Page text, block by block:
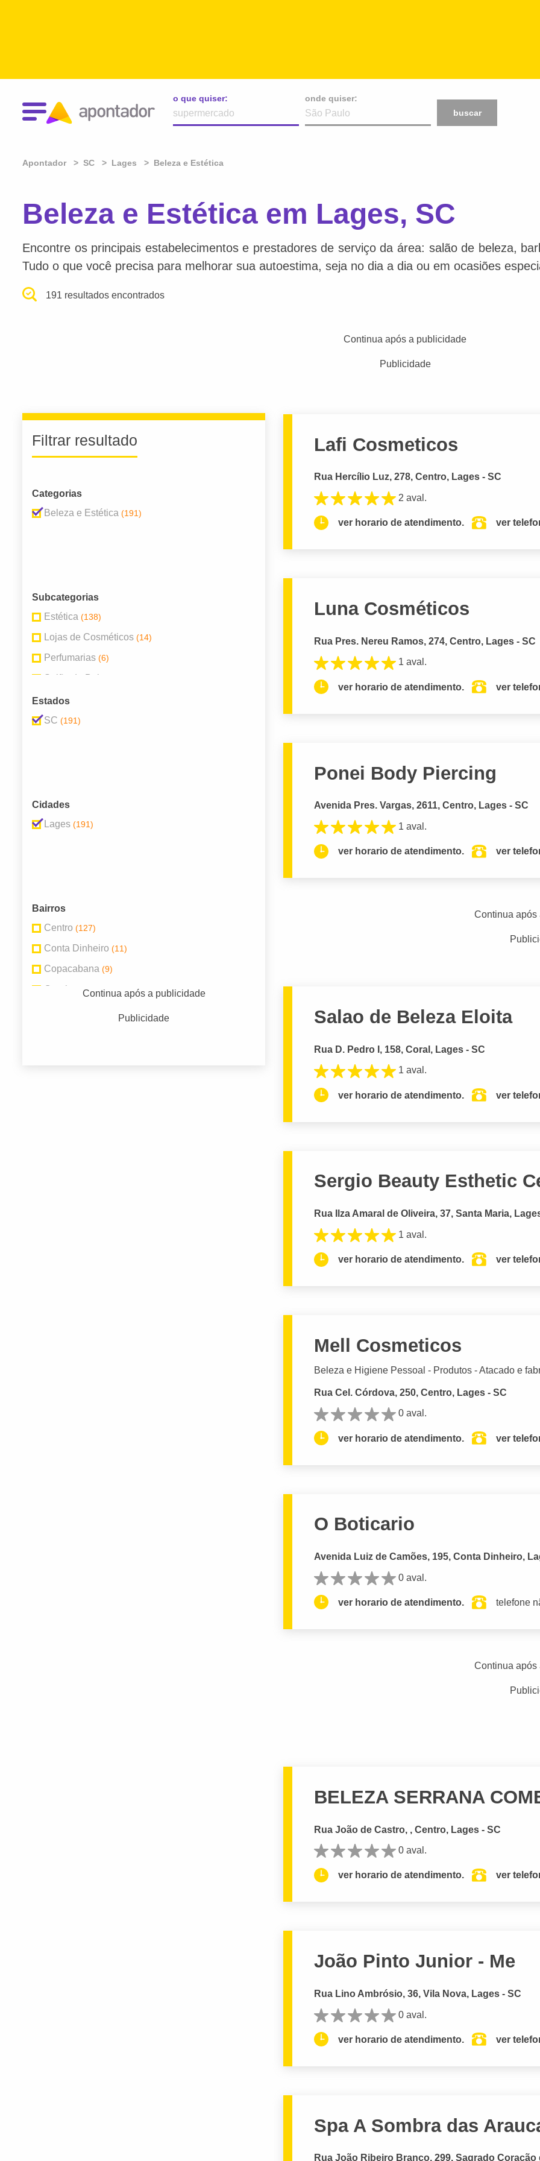
o que quiser:
onde quiser:
buscar
Apontador SC Lages Beleza e Estética
Beleza e Estética em Lages, SC
Encontre os principais estabelecimentos e prestadores de serviço da área: salão de beleza,
Tudo o que você precisa para melhorar sua autoestima, seja no dia a dia ou em ocasiões
191 resultados encontrados
Continua após a publicidade
Publicidade
Filtrar resultado
Categorias
Beleza e Estética (191)
Subcategorias
Estética (138)
Lojas de Cosméticos (14)
Perfumarias (6)
Salão de Beleza
Estados
SC (191)
Cidades
Lages (191)
Bairros
Centro (127)
Conta Dinheiro (11)
Copacabana (9)
Coral Continua após a publicidade
Publicidade
Lafi Cosmeticos
Rua Hercílio Luz, 278, Centro, Lages - SC
2 aval.
ver horario de atendimento. ver
Luna Cosméticos
Rua Pres. Nereu Ramos, 274, Centro, Lages - SC
1 aval.
ver horario de atendimento. ver
Ponei Body Piercing
Avenida Pres. Vargas, 2611, Centro, Lages - SC
1 aval.
ver horario de atendimento. ver
Continua após
Salao de Beleza Eloita
Rua D. Pedro I, 158, Coral, Lages - SC
1 aval.
ver horario de atendimento. ver
Sergio Beauty Esthetic
Rua Ilza Amaral de Oliveira, 37, Santa Maria,
1 aval.
ver horario de atendimento. ver
Mell Cosmeticos
Beleza e Higiene Pessoal - Produtos - Atacado e
Rua Cel. Córdova, 250, Centro, Lages - SC
0 aval.
ver horario de atendimento. ver
O Boticario
Avenida Luiz de Camões, 195, Conta Dinheiro,
0 aval.
ver horario de atendimento. telefone
Continua após
BELEZA SERRANA
Rua João de Castro, , Centro, Lages - SC
0 aval.
ver horario de atendimento. ver
João Pinto Junior - Me
Rua Lino Ambrósio, 36, Vila Nova, Lages - SC
0 aval.
ver horario de atendimento. ver
Spa A Sombra das
Rua João Ribeiro Branco, 299, Sagrado Coração